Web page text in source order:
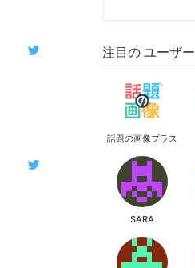
注目の ユーザー
話題の画像プラス
SARA